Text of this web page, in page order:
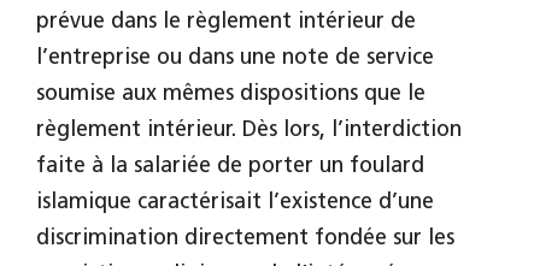
prévue dans le règlement intérieur de
l’entreprise ou dans une note de service
soumise aux mêmes dispositions que le
règlement intérieur. Dès lors, l’interdiction
faite à la salariée de porter un foulard
islamique caractérisait l’existence d’une
discrimination directement fondée sur les